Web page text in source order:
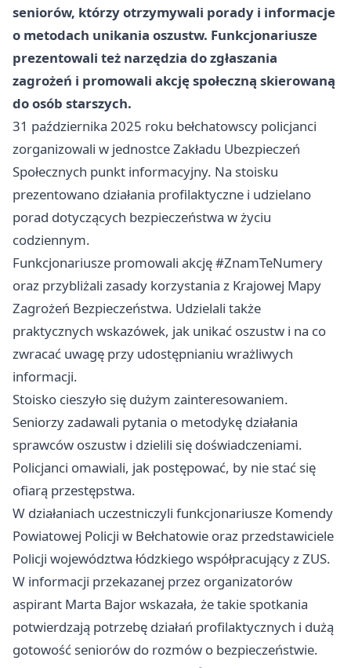
seniorów, którzy otrzymywali porady i informacje
o metodach unikania oszustw. Funkcjonariusze
prezentowali też narzędzia do zgłaszania
zagrożeń i promowali akcję społeczną skierowaną
do osób starszych.
31 października 2025 roku bełchatowscy policjanci
zorganizowali w jednostce Zakładu Ubezpieczeń
Społecznych punkt informacyjny. Na stoisku
prezentowano działania profilaktyczne i udzielano
porad dotyczących bezpieczeństwa w życiu
codziennym.
Funkcjonariusze promowali akcję #ZnamTeNumery
oraz przybliżali zasady korzystania z Krajowej Mapy
Zagrożeń Bezpieczeństwa. Udzielali także
praktycznych wskazówek, jak unikać oszustw i na co
zwracać uwagę przy udostępnianiu wrażliwych
informacji.
Stoisko cieszyło się dużym zainteresowaniem.
Seniorzy zadawali pytania o metodykę działania
sprawców oszustw i dzielili się doświadczeniami.
Policjanci omawiali, jak postępować, by nie stać się
ofiarą przestępstwa.
W działaniach uczestniczyli funkcjonariusze Komendy
Powiatowej Policji w Bełchatowie oraz przedstawiciele
Policji województwa łódzkiego współpracujący z ZUS.
W informacji przekazanej przez organizatorów
aspirant Marta Bajor wskazała, że takie spotkania
potwierdzają potrzebę działań profilaktycznych i dużą
gotowość seniorów do rozmów o bezpieczeństwie.